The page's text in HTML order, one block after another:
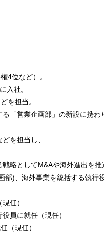
4位など）。
入社。
を担当。
「営業企画部」の新設に携わ
を担当し、
略としてM&Aや海外進出を推
)、海外事業を統括する執行
任）
員に就任（現任）
現任）